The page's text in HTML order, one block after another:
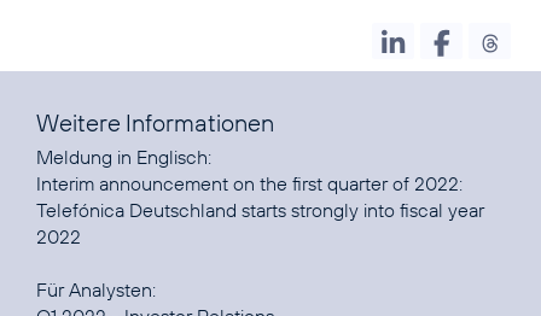
Weitere Informationen
Interim announcement on the first quarter of 2022:
Telefónica Deutschland starts strongly into fiscal year
2022